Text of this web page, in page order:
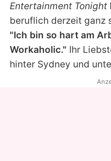
Entertainment Tonight
beruflich derzeit ganz
"Ich bin so hart am
Workaholic." Ihr
hinter Sydney und